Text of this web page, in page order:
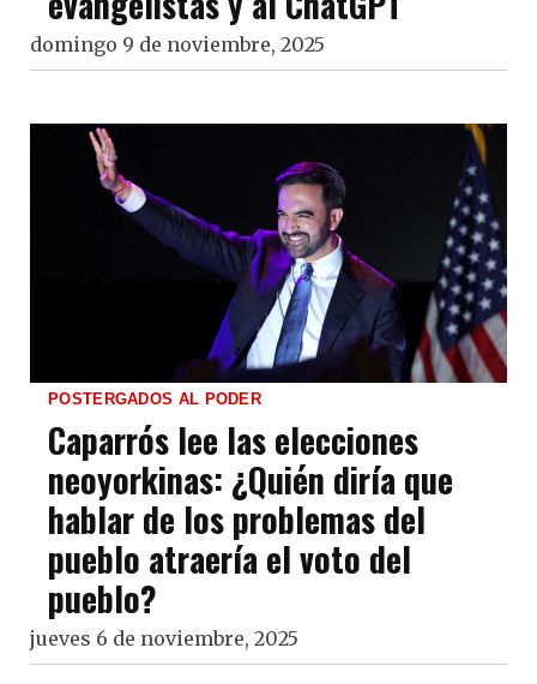
domingo 9 de noviembre, 2025
POSTERGADOS AL PODER
Caparrós lee las elecciones
neoyorkinas: ¿Quién diría que
hablar de los problemas del
pueblo atraería el voto del
pueblo?
jueves 6 de noviembre, 2025